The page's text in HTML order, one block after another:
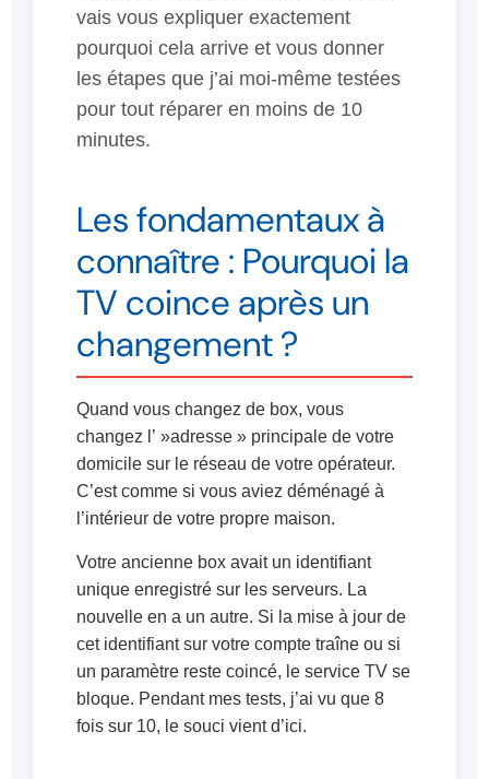
vais vous expliquer exactement
pourquoi cela arrive et vous donner
les étapes que j’ai moi-même testées
pour tout réparer en moins de 10
minutes.
Les fondamentaux à
connaître : Pourquoi la
TV coince après un
changement ?
Quand vous changez de box, vous
changez l’ »adresse » principale de votre
domicile sur le réseau de votre opérateur.
C’est comme si vous aviez déménagé à
l’intérieur de votre propre maison.
Votre ancienne box avait un identifiant
unique enregistré sur les serveurs. La
nouvelle en a un autre. Si la mise à jour de
cet identifiant sur votre compte traîne ou si
un paramètre reste coincé, le service TV se
bloque. Pendant mes tests, j’ai vu que 8
fois sur 10, le souci vient d’ici.